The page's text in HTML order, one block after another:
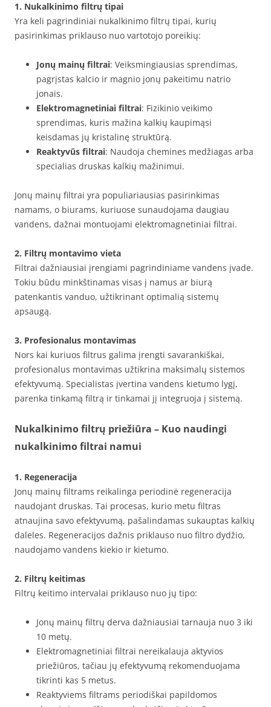
1. Nukalkinimo filtrų tipai
Yra keli pagrindiniai nukalkinimo filtrų tipai, kurių
pasirinkimas priklauso nuo vartotojo poreikių:
Jonų mainų filtrai: Veiksmingiausias sprendimas,
pagrįstas kalcio ir magnio jonų pakeitimu natrio
jonais.
Elektromagnetiniai filtrai: Fizikinio veikimo
sprendimas, kuris mažina kalkių kaupimąsi
keisdamas jų kristalinę struktūrą.
Reaktyvūs filtrai: Naudoja chemines medžiagas arba
specialias druskas kalkių mažinimui.
Jonų mainų filtrai yra populiariausias pasirinkimas
namams, o biurams, kuriuose sunaudojama daugiau
vandens, dažnai montuojami elektromagnetiniai filtrai.
2. Filtrų montavimo vieta
Filtrai dažniausiai įrengiami pagrindiniame vandens įvade.
Tokiu būdu minkštinamas visas į namus ar biurą
patenkantis vanduo, užtikrinant optimalią sistemų
apsaugą.
3. Profesionalus montavimas
Nors kai kuriuos filtrus galima įrengti savarankiškai,
profesionalus montavimas užtikrina maksimalų sistemos
efektyvumą. Specialistas įvertina vandens kietumo lygį,
parenka tinkamą filtrą ir tinkamai jį integruoja į sistemą.
Nukalkinimo filtrų priežiūra – Kuo naudingi
nukalkinimo filtrai namui
1. Regeneracija
Jonų mainų filtrams reikalinga periodinė regeneracija
naudojant druskas. Tai procesas, kurio metu filtras
atnaujina savo efektyvumą, pašalindamas sukauptas kalkių
daleles. Regeneracijos dažnis priklauso nuo filtro dydžio,
naudojamo vandens kiekio ir kietumo.
2. Filtrų keitimas
Filtrų keitimo intervalai priklauso nuo jų tipo:
Jonų mainų filtrų derva dažniausiai tarnauja nuo 3 iki
10 metų.
Elektromagnetiniai filtrai nereikalauja aktyvios
priežiūros, tačiau jų efektyvumą rekomenduojama
tikrinti kas 5 metus.
Reaktyviems filtrams periodiškai papildomos